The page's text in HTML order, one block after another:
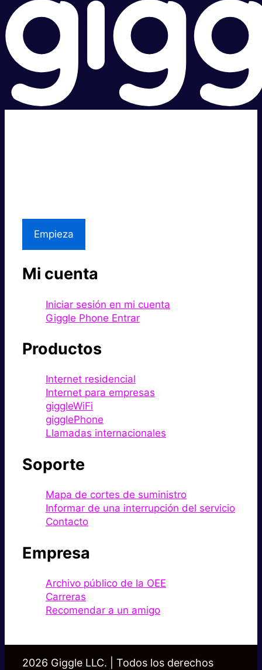
Empieza
Mi cuenta
Iniciar sesión en mi cuenta
Giggle Phone Entrar
Productos
Internet residencial
Internet para empresas
giggleWiFi
gigglePhone
Llamadas internacionales
Soporte
Mapa de cortes de suministro
Informar de una interrupción del servicio
Contacto
Empresa
Archivo público de la OEE
Carreras
Recomendar a un amigo
2026 Giggle LLC. | Todos los derechos